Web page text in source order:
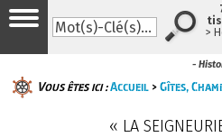
-
Vous êtes ici :Accueil >Gîtes,
« LA
>